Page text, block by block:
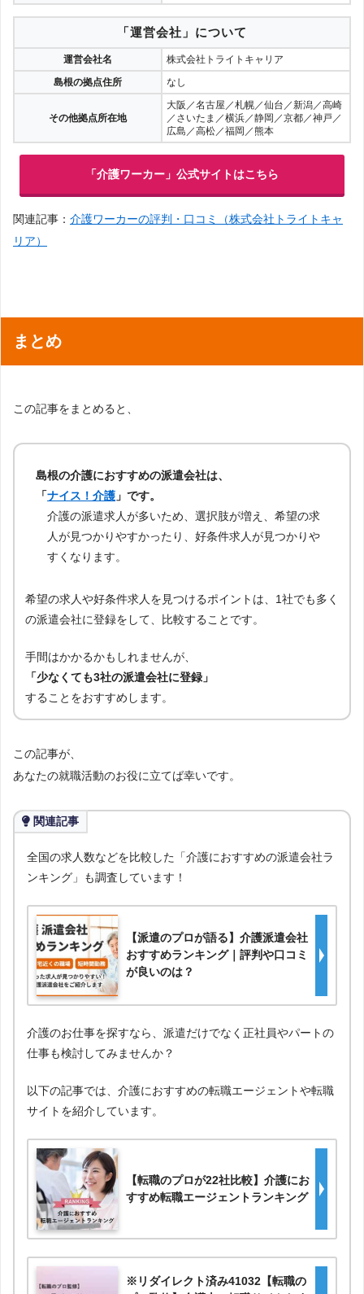
「運営会社」について
運営会社名
株式会社トライトキャリア
島根の拠点住所
なし
その他拠点所在地
大阪／名古屋／札幌／仙台／新潟／高崎
／さいたま／横浜／静岡／京都／神戸／
広島／高松／福岡／熊本
「介護ワーカー」公式サイトはこちら
関連記事： 介護ワーカーの評判・口コミ（株式会社トライトキャ
リア）
まとめ
この記事をまとめると、
島根の介護におすすめの派遣会社は、
「ナイス！介護 」です。
介護の派遣求人が多いため、選択肢が増え、希望の求
人が見つかりやすかったり、好条件求人が見つかりや
すくなります。
希望の求人や好条件求人を見つけるポイントは、1社でも多く
の派遣会社に登録をして、比較することです。
手間はかかるかもしれませんが、
「少なくても3社の派遣会社に登録」
することをおすすめします。
この記事が、
あなたの就職活動のお役に立てば幸いです。
関連記事
全国の求人数などを比較した「介護におすすめの派遣会社ラ
ンキング」も調査しています！
【派遣のプロが語る】介護派遣会社
おすすめランキング｜評判や口コミ
が良いのは？
介護のお仕事を探すなら、派遣だけでなく正社員やパートの
仕事も検討してみませんか？
以下の記事では、介護におすすめの転職エージェントや転職
サイトを紹介しています。
【転職のプロが22社比較】介護にお
すすめ転職エージェントランキング
※リダイレクト済み41032【転職の